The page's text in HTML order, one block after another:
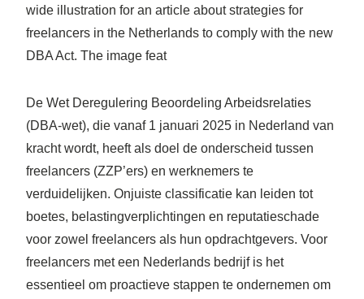
De Wet Deregulering Beoordeling Arbeidsrelaties
(DBA-wet), die vanaf 1 januari 2025 in Nederland van
kracht wordt, heeft als doel de onderscheid tussen
freelancers (ZZP’ers) en werknemers te
verduidelijken. Onjuiste classificatie kan leiden tot
boetes, belastingverplichtingen en reputatieschade
voor zowel freelancers als hun opdrachtgevers. Voor
freelancers met een Nederlands bedrijf is het
essentieel om proactieve stappen te ondernemen om